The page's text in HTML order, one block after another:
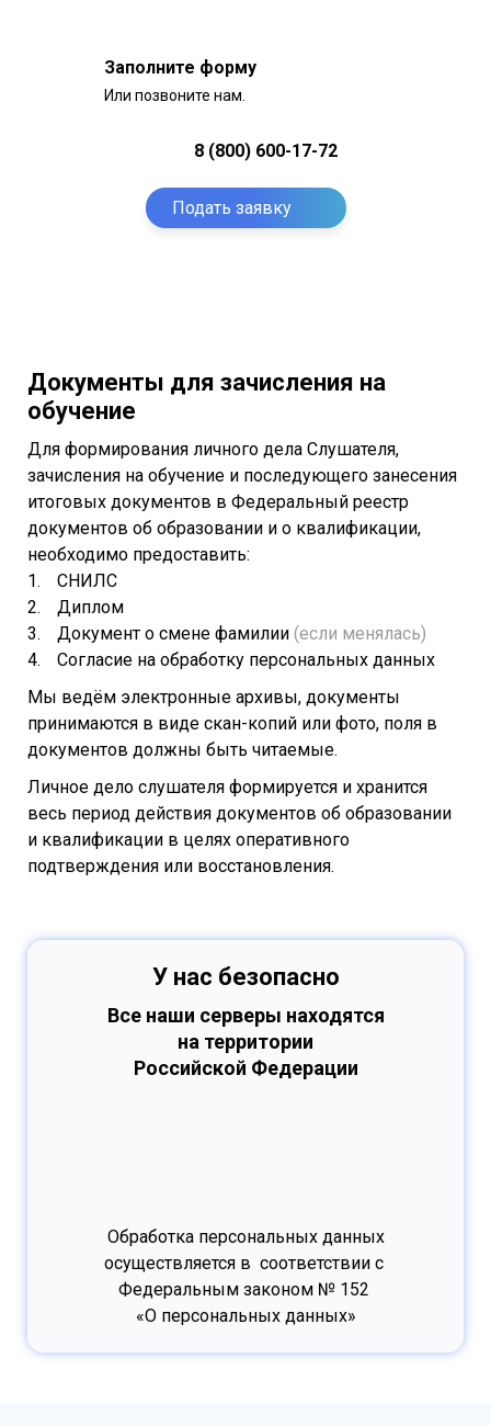
Заполните форму
Или позвоните нам.
8 (800) 600-17-72
Подать заявку
Документы для зачисления на
обучение
Для формирования личного дела Слушателя,
зачисления на обучение и последующего занесения
итоговых документов в Федеральный реестр
документов об образовании и о квалификации,
необходимо предоставить:
СНИЛС
Диплом
Документ о смене фамилии (если менялась)
Согласие на обработку персональных данных
Мы ведём электронные архивы, документы
принимаются в виде скан-копий или фото, поля в
документов должны быть читаемые.
Личное дело слушателя формируется и хранится
весь период действия документов об образовании
и квалификации в целях оперативного
подтверждения или восстановления.
У нас безопасно
Все наши серверы находятся
на территории
Российской Федерации
Обработка персональных данных
осуществляется в соответствии с
Федеральным законом № 152
«О персональных данных»